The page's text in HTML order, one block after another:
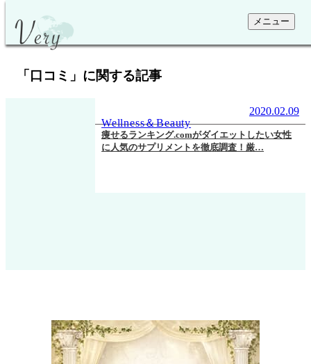
メニュー
「 口コミ 」に関する記事
Wellness＆Beauty
2020.02.09
痩せるランキング.comがダイエットしたい女性
に人気のサプリメントを徹底調査！厳…